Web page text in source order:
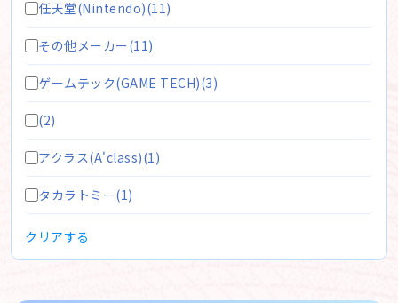
任天堂(Nintendo)(11)
その他メーカー(11)
ゲームテック(GAME TECH)(3)
(2)
アクラス(A'class)(1)
タカラトミー(1)
クリアする